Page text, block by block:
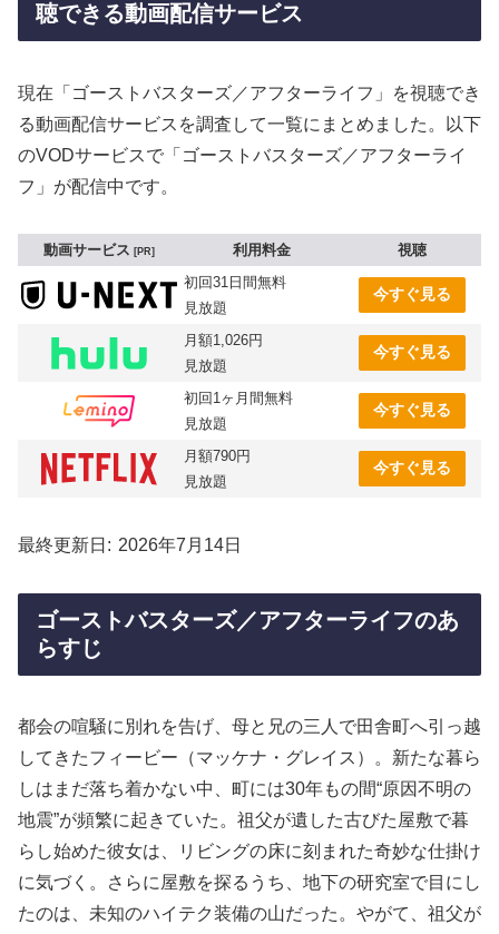
聴できる動画配信サービス
現在「ゴーストバスターズ／アフターライフ」を視聴でき
る動画配信サービスを調査して一覧にまとめました。以下
のVODサービスで「ゴーストバスターズ／アフターライ
フ」が配信中です。
動画サービス PR 利用料金
視聴
初回31日間無料
見放題
今すぐ見る
月額1,026円
見放題
今すぐ見る
初回1ヶ月間無料
見放題
今すぐ見る
月額790円
見放題
今すぐ見る
最終更新日 2026年7月14日
ゴーストバスターズ／アフターライフのあ
らすじ
都会の喧騒に別れを告げ、母と兄の三人で田舎町へ引っ越
してきたフィービー（マッケナ・グレイス）。新たな暮ら
しはまだ落ち着かない中、町には30年もの間“原因不明の
地震”が頻繁に起きていた。祖父が遺した古びた屋敷で暮
らし始めた彼女は、リビングの床に刻まれた奇妙な仕掛け
に気づく。さらに屋敷を探るうち、地下の研究室で目にし
たのは、未知のハイテク装備の山だった。やがて、祖父が